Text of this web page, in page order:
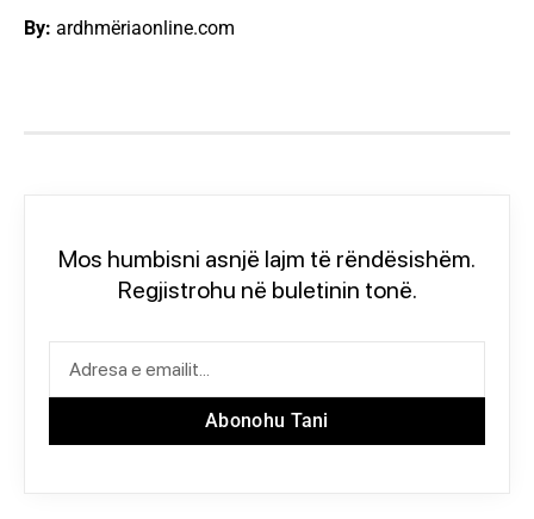
By: ardhmëriaonline.com
Mos humbisni asnjë lajm të rëndësishëm.
Regjistrohu në buletinin tonë.
Abonohu Tani